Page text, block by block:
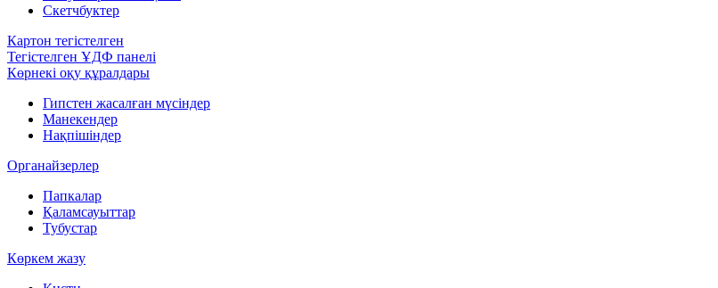
Скетчбуктер
Картон тегістелген
Тегістелген ҰДФ панелі
Көрнекі оқу құралдары
Гипстен жасалған мүсіндер
Манекендер
Нақпішіндер
Органайзерлер
Папкалар
Қаламсауыттар
Тубустар
Көркем жазу